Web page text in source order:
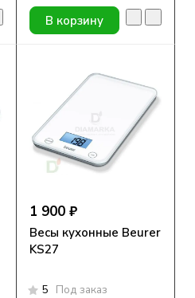
В корзину
1 900 ₽
Весы кухонные Beurer
KS27
5 Под заказ